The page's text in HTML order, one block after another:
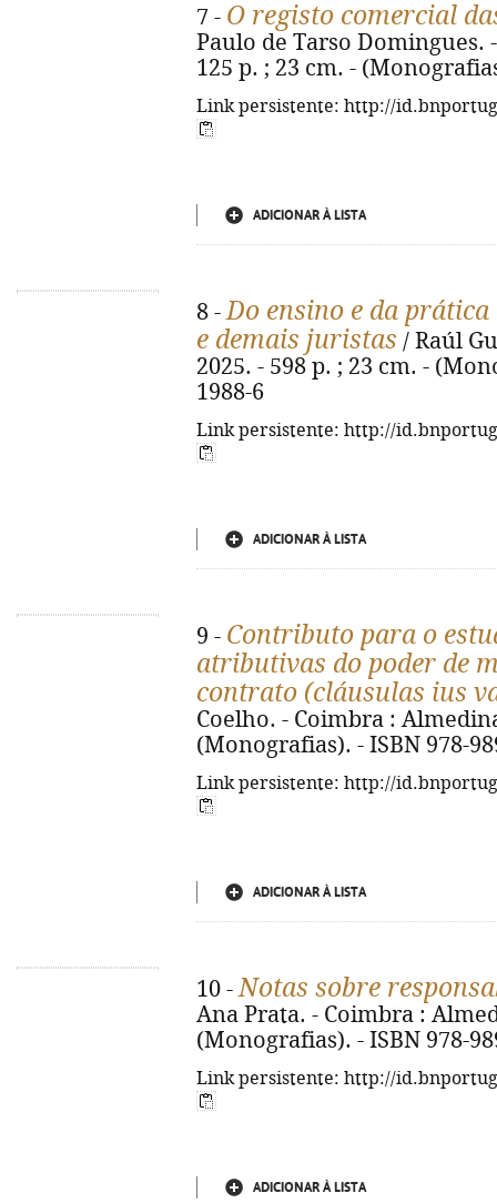
7 - O registo comercial
Paulo de Tarso Domingues.
125 p. ; 23 cm. -
Link persistente: http://
ADICIONAR À LISTA
8 -Do ensino e da
e demais juristas / Raúl
2025. - 598 p. ; 23 cm. -
1988-6
Link persistente: http://
ADICIONAR À LISTA
9 - Contributo para o
atributivas do poder de
contrato (cláusulas ius
Coelho. - Coimbra :
(Monografias). - ISBN 978-
Link persistente: http://
ADICIONAR À LISTA
10 -Notas sobre
Ana Prata. - Coimbra :
(Monografias). - ISBN 978-
Link persistente: http://
ADICIONAR À LISTA